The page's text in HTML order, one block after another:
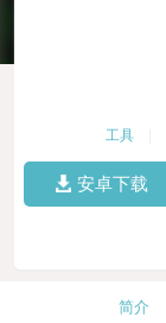
工具
安卓下载
简介